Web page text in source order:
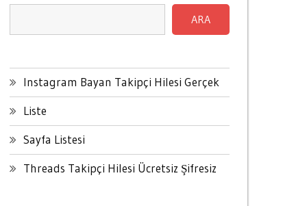
ARA
Instagram Bayan Takipçi Hilesi Gerçek
Liste
Sayfa Listesi
Threads Takipçi Hilesi Ücretsiz Şifresiz